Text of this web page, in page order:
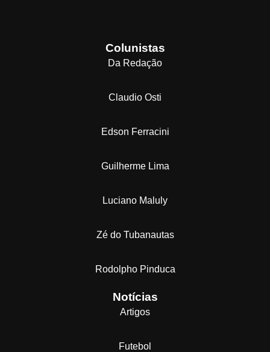
Colunistas
Da Redação
Claudio Osti
Edson Ferracini
Guilherme Lima
Luciano Maluly
Zé do Tubanautas
Rodolpho Pinduca
Notícias
Artigos
Futebol